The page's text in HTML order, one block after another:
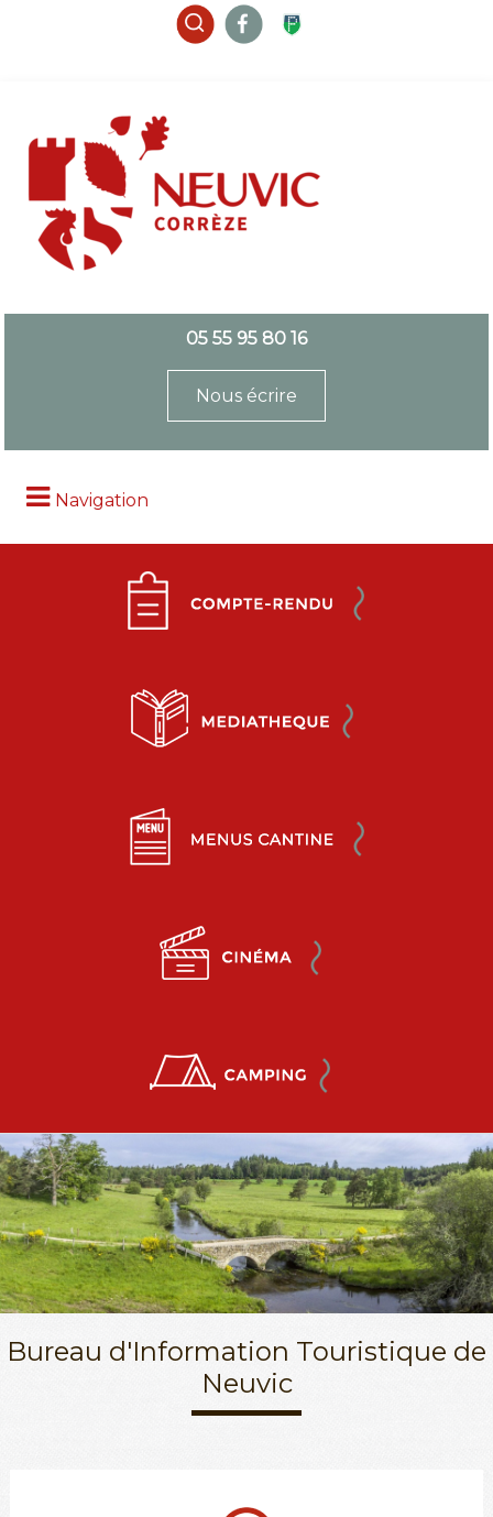
05 55 95 80 16
Nous écrire
Navigation
Bureau d'Information Touristique de
Neuvic